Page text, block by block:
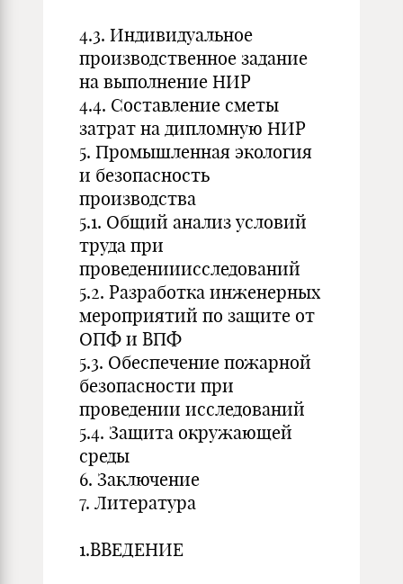
4.3. Индивидуальное
производственное задание
на выполнение НИР
4.4. Составление сметы
затрат на дипломную НИР
5. Промышленная экология
и безопасность
производства
5.1. Общий анализ условий
труда при
проведенииисследований
5.2. Разработка инженерных
мероприятий по защите от
ОПФ и ВПФ
5.3. Обеспечение пожарной
безопасности при
проведении исследований
5.4. Защита окружающей
среды
6. Заключение
7. Литература
1.ВВЕДЕНИЕ